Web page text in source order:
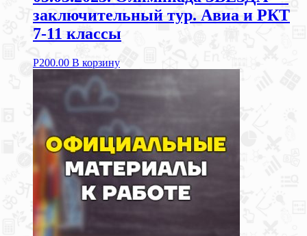
заключительный тур. Авиа и РКТ
7-11 классы
Р200.00 В корзину